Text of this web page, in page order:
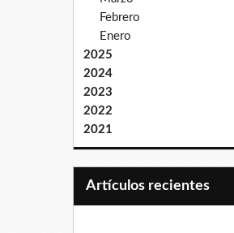
Febrero
Enero
2025
2024
2023
2022
2021
Artículos recientes